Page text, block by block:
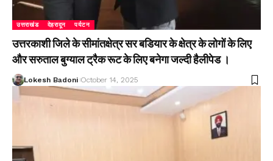
उत्तराखंड देहरादून पर्यटन
उत्तरकाशी जिले के सीमांतक्षेत्र सर बडियार के क्षेत्र के लोगों के लिए
और सरुताल बुग्याल ट्रैक रूट के लिए बनेगा जल्दी हैलीपेड ।
Lokesh Badoni October 14, 2025